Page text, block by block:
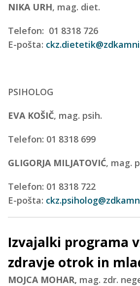
NIKA URH, mag. diet.
Telefon: 01 8318 726
E-pošta:
PSIHOLOG
EVA KOŠIČ, mag. psih.
Telefon: 01 8318 699
GLIGORJA MILJATOVIĆ, mag.
Telefon: 01 8318 722
E-pošta:
Izvajalki programa
zdravje otrok in
MOJCA MOHAR, mag. zdr.